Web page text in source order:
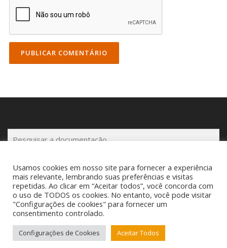
Copyright © 2025 Cigam Gestor - Todos os Direitos Reservados
Telefone: (53) 3260-1350 E-mail: suporte@cigamgestor.com.br
Usamos cookies em nosso site para fornecer a experiência
mais relevante, lembrando suas preferências e visitas
repetidas. Ao clicar em “Aceitar todos”, você concorda com
o uso de TODOS os cookies. No entanto, você pode visitar
"Configurações de cookies" para fornecer um
consentimento controlado.
Configurações de Cookies Aceitar Todos